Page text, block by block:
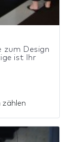
zum Design
ist Ihr
zählen